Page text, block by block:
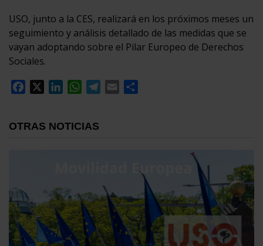
USO, junto a la CES, realizará en los próximos meses un
seguimiento y análisis detallado de las medidas que se
vayan adoptando sobre el Pilar Europeo de Derechos
Sociales.
Facebook
LinkedInWhatsApp
Telegram
Email
OTRAS NOTICIAS